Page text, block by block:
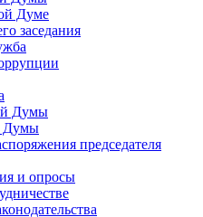
Думе
заседания
Думы
Думы
председателя
и опросы